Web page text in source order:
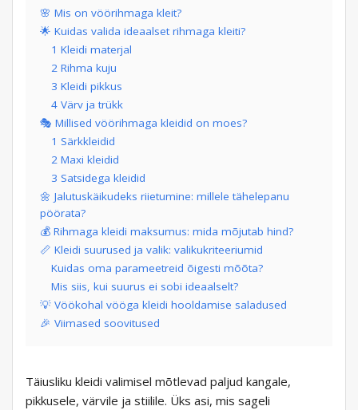
🌸 Mis on vöörihmaga kleit?
🌟 Kuidas valida ideaalset rihmaga kleiti?
1 Kleidi materjal
2 Rihma kuju
3 Kleidi pikkus
4 Värv ja trükk
🎭 Millised vöörihmaga kleidid on moes?
1 Särkkleidid
2 Maxi kleidid
3 Satsidega kleidid
🌼 Jalutuskäikudeks riietumine: millele tähelepanu
pöörata?
💰 Rihmaga kleidi maksumus: mida mõjutab hind?
📏 Kleidi suurused ja valik: valikukriteeriumid
Kuidas oma parameetreid õigesti mõõta?
Mis siis, kui suurus ei sobi ideaalselt?
💡 Vöökohal vööga kleidi hooldamise saladused
🎉 Viimased soovitused
Täiusliku kleidi valimisel mõtlevad paljud kangale,
pikkusele, värvile ja stiilile. Üks asi, mis sageli